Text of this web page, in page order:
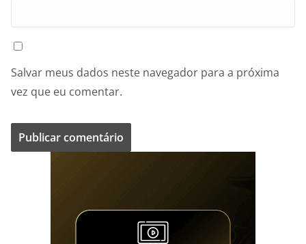
Salvar meus dados neste navegador para a próxima
vez que eu comentar.